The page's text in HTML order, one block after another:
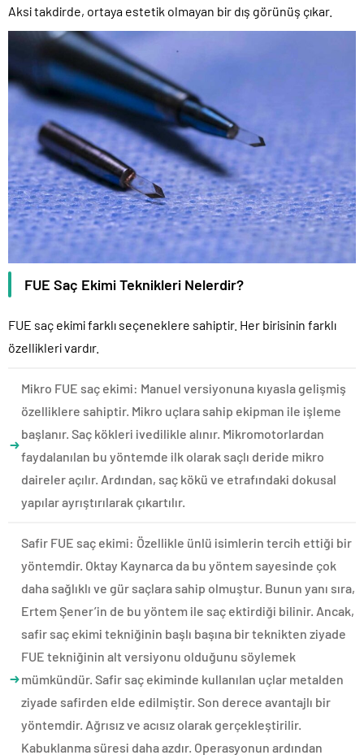
Aksi takdirde, ortaya estetik olmayan bir dış görünüş çıkar.
FUE Saç Ekimi Teknikleri Nelerdir?
FUE saç ekimi farklı seçeneklere sahiptir. Her birisinin farklı
özellikleri vardır.
Mikro FUE saç ekimi: Manuel versiyonuna kıyasla gelişmiş
özelliklere sahiptir. Mikro uçlara sahip ekipman ile işleme
başlanır. Saç kökleri ivedilikle alınır. Mikromotorlardan
faydalanılan bu yöntemde ilk olarak saçlı deride mikro
daireler açılır. Ardından, saç kökü ve etrafındaki dokusal
yapılar ayrıştırılarak çıkartılır.
Safir FUE saç ekimi: Özellikle ünlü isimlerin tercih ettiği bir
yöntemdir. Oktay Kaynarca da bu yöntem sayesinde çok
daha sağlıklı ve gür saçlara sahip olmuştur. Bunun yanı sıra,
Ertem Şener’in de bu yöntem ile saç ektirdiği bilinir. Ancak,
safir saç ekimi tekniğinin başlı başına bir teknikten ziyade
FUE tekniğinin alt versiyonu olduğunu söylemek
mümkündür. Safir saç ekiminde kullanılan uçlar metalden
ziyade safirden elde edilmiştir. Son derece avantajlı bir
yöntemdir. Ağrısız ve acısız olarak gerçekleştirilir.
Kabuklanma süresi daha azdır. Operasyonun ardından